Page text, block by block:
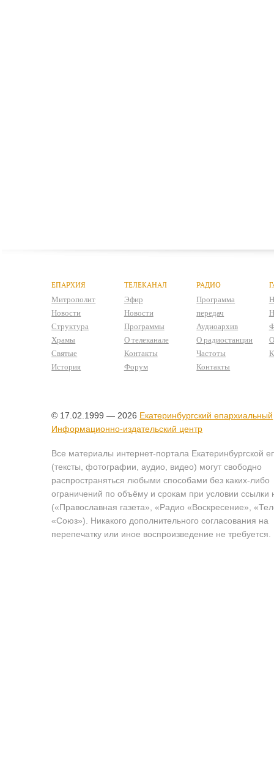
ЕПАРХИЯ
Митрополит
Новости
Структура
Храмы
Святые
История
ТЕЛЕКАНАЛ
Эфир
Новости
Программы
О телеканале
Контакты
Форум
РАДИО
Программа
передач
Аудиоархив
О радиостанции
Частоты
Контакты
© 17.02.1999 — 2026 Екатеринбургский епархиальный
Информационно-издательский центр
Все материалы интернет-портала Екатеринбургской
(тексты, фотографии, аудио, видео) могут свободно
распространяться любыми способами без каких-либо
ограничений по объёму и срокам при условии ссылки
(«Православная газета», «Радио «Воскресение»,
«Союз»). Никакого дополнительного согласования на
перепечатку или иное воспроизведение не требуется.